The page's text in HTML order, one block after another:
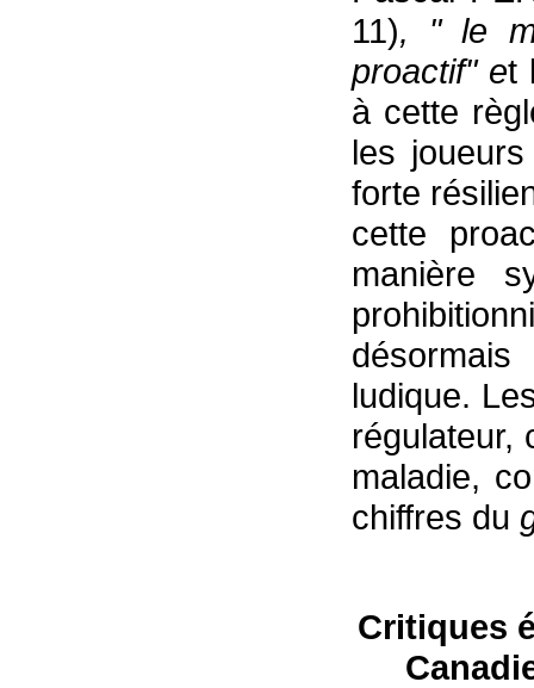
11), " le
proactif" et
à cette
les
forte
cette
manière
ludique.
régulateur,
maladie,
chiffres du
Critiques
C